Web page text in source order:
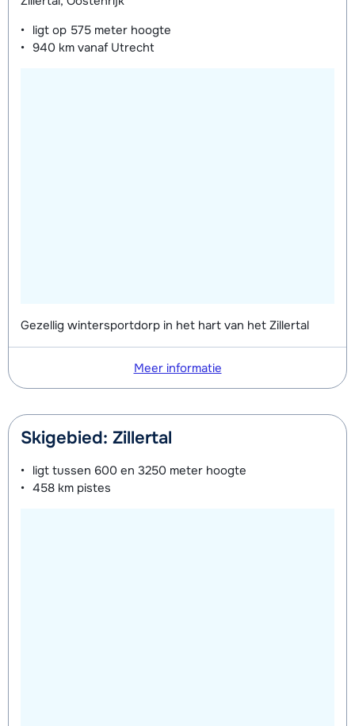
Zilver Schoenen (8 dagen)
ligt op 575 meter hoogte
940 km vanaf Utrecht
Gezellig wintersportdorp in het hart van het Zillertal
Meer informatie
Skigebied: Zillertal
ligt tussen 600 en 3250 meter hoogte
458 km pistes